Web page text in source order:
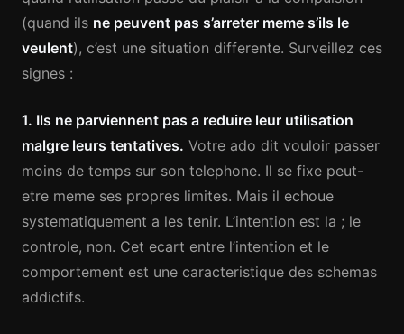
(quand ils ne peuvent pas s’arreter meme s’ils le
veulent), c’est une situation differente. Surveillez ces
signes :
1. Ils ne parviennent pas a reduire leur utilisation
malgre leurs tentatives. Votre ado dit vouloir passer
moins de temps sur son telephone. Il se fixe peut-
etre meme ses propres limites. Mais il echoue
systematiquement a les tenir. L’intention est la ; le
controle, non. Cet ecart entre l’intention et le
comportement est une caracteristique des schemas
addictifs.